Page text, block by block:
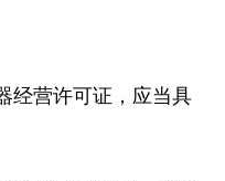
营许可证，应当具